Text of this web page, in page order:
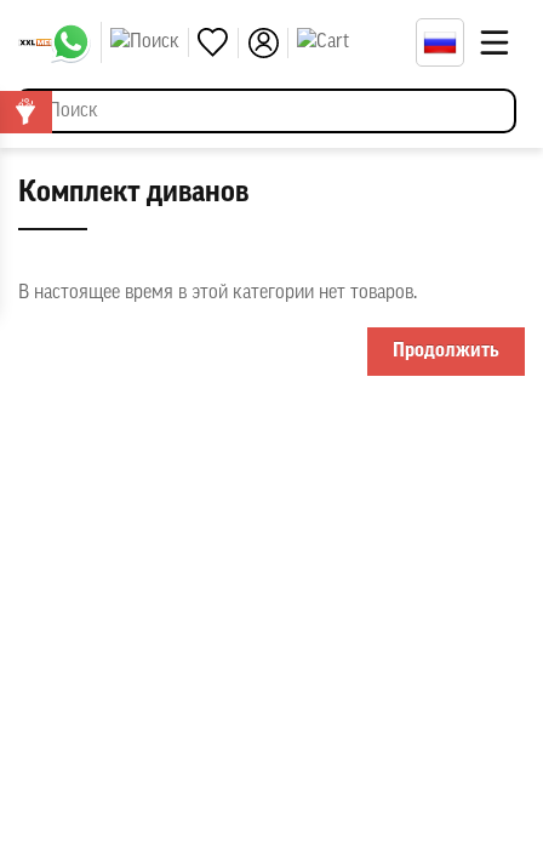
Комплект диванов
В настоящее время в этой категории нет товаров.
Продолжить